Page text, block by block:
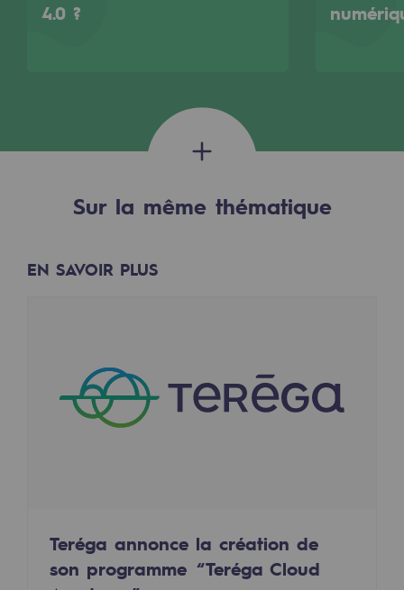
Captage de CO2
Espace pédagogique
Espace pédagogique
2050 : un monde d’énergies
CCUS Objectif Zéro CO2
Acteur engagé
Acteur engagé
Responsabilité environnementale
BE POSITIF, le programme de
4.0 ?
Sur la même thématique
EN SAVOIR PLUS
Teréga annonce la création de
son programme “Teréga Cloud